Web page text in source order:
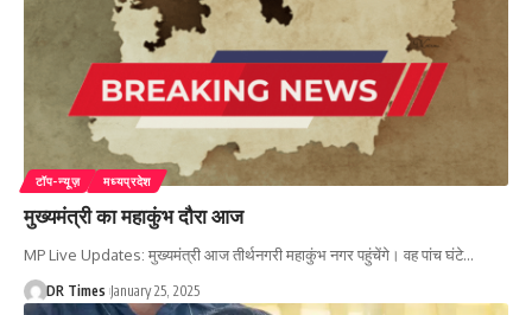
टॉप-न्यूज़ मध्यप्रदेश
मुख्यमंत्री का महाकुंभ दौरा आज
MP Live Updates: मुख्यमंत्री आज तीर्थनगरी महाकुंभ नगर पहुंचेंगे। वह पांच घंटे…
DR Times January 25, 2025